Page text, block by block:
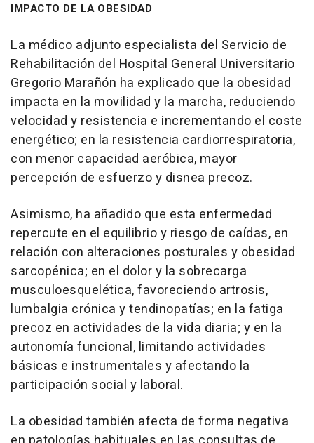
IMPACTO DE LA OBESIDAD
La médico adjunto especialista del Servicio de
Rehabilitación del Hospital General Universitario
Gregorio Marañón ha explicado que la obesidad
impacta en la movilidad y la marcha, reduciendo
velocidad y resistencia e incrementando el coste
energético; en la resistencia cardiorrespiratoria,
con menor capacidad aeróbica, mayor
percepción de esfuerzo y disnea precoz.
Asimismo, ha añadido que esta enfermedad
repercute en el equilibrio y riesgo de caídas, en
relación con alteraciones posturales y obesidad
sarcopénica; en el dolor y la sobrecarga
musculoesquelética, favoreciendo artrosis,
lumbalgia crónica y tendinopatías; en la fatiga
precoz en actividades de la vida diaria; y en la
autonomía funcional, limitando actividades
básicas e instrumentales y afectando la
participación social y laboral.
La obesidad también afecta de forma negativa